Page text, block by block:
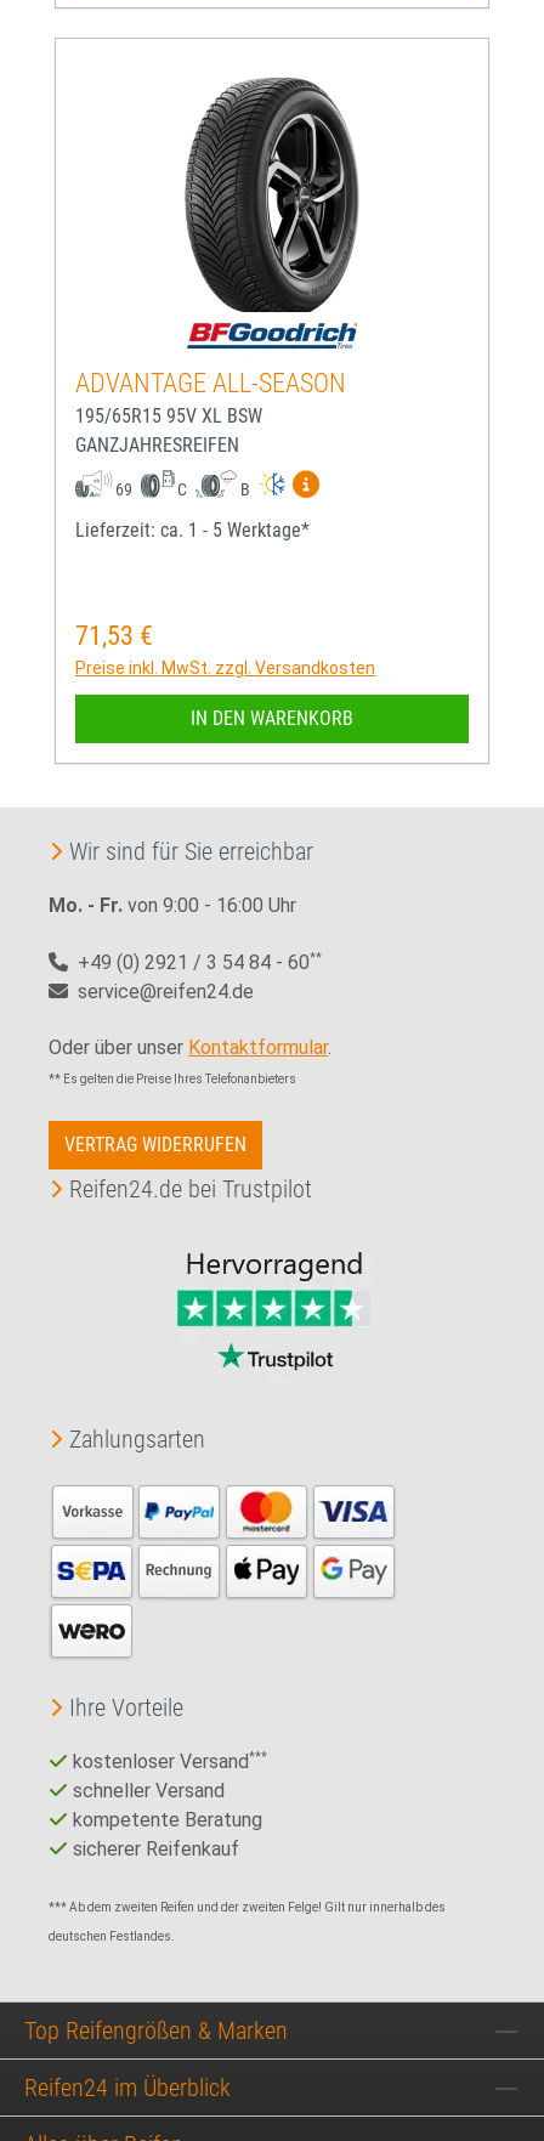
ADVANTAGE ALL-SEASON
195/65R15 95V XL BSW
GANZJAHRESREIFEN
69 C B
Mehr Informationen zum
Lieferzeit: ca. 1 - 5 Werktage*
Regulärer Preis:
71,53 €
Preise inkl. MwSt. zzgl. Versandkosten
IN DEN WARENKORB
Wir sind für Sie erreichbar
Mo. - Fr. von 9:00 - 16:00 Uhr
+49 (0) 2921 / 3 54 84 - 60**
service@reifen24.de
Oder über unser Kontaktformular.
** Es gelten die Preise Ihres Telefonanbieters
VERTRAG WIDERRUFEN
Reifen24.de bei Trustpilot
Zahlungsarten
Ihre Vorteile
kostenloser Versand***
schneller Versand
kompetente Beratung
sicherer Reifenkauf
*** Ab dem zweiten Reifen und der zweiten Felge! Gilt nur innerhalb des
deutschen Festlandes.
Top Reifengrößen & Marken
Reifen24 im Überblick